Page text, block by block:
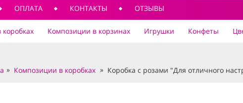
ОПЛАТА КОНТАКТЫ ОТЗЫВЫ
Композиции в корзинах Игрушки Конфеты
Композиции в коробках Коробка с розами "Для отличного